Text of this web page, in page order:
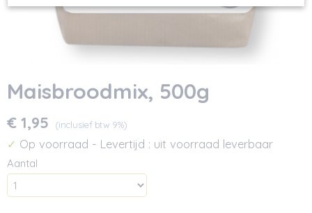
Maisbroodmix, 500g
€ 1,95 (inclusief btw 9%)
✓ Op voorraad - Levertijd : uit voorraad leverbaar
Aantal